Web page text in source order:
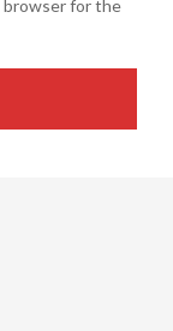
browser for the